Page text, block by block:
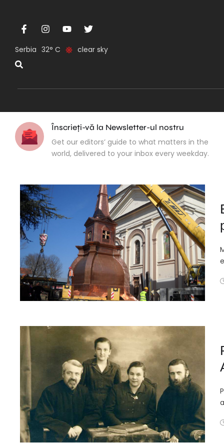
Serbia 32 clear sky
Înscrieți-vă la Newsletter-ul nostru
Get our editors’ guide to what matters in the
world, delivered to your inbox every weekday.